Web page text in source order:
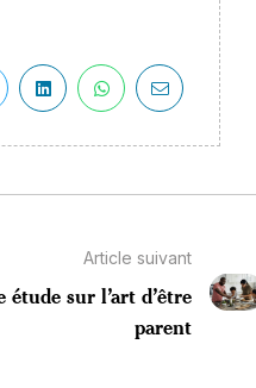
Article suivant
étude sur l’art d’être
parent